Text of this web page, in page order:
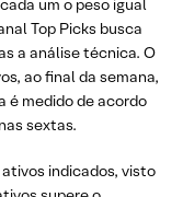
um o peso igual
Top Picks busca
a análise técnica. O
ao final da semana,
é medido de acordo
sextas.
indicados, visto